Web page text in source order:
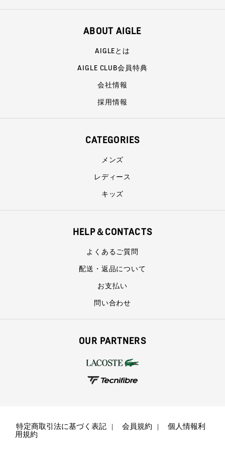
ABOUT AIGLE
AIGLEとは
AIGLE CLUB会員特典
会社情報
採用情報
CATEGORIES
メンズ
レディース
キッズ
HELP＆CONTACTS
よくあるご質問
配送・返品について
お支払い
問い合わせ
OUR PARTNERS
特定商取引法に基づく表記 会員規約
個人情報利
用規約